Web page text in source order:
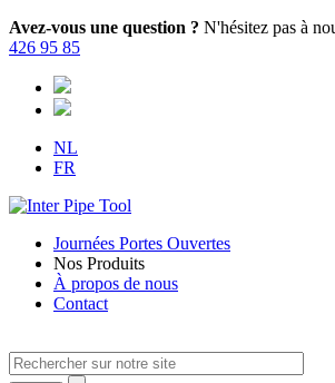
Aller
au
principal
Avez-vous une question ? N'hésitez pas à
426 95 85
NL
FR
Hoofdnavigatie
Journées Portes Ouvertes
Nos Produits
À propos de nous
Contact